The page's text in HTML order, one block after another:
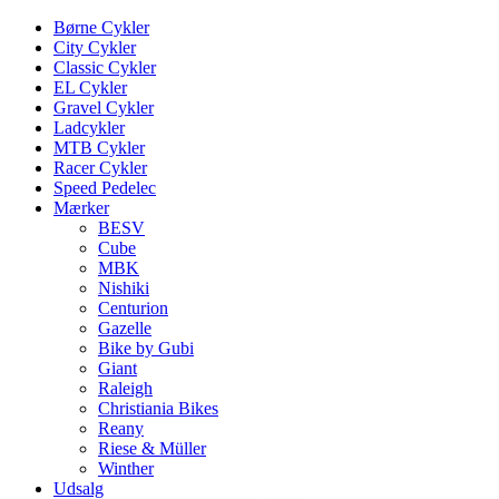
Børne Cykler
City Cykler
Classic Cykler
EL Cykler
Gravel Cykler
Ladcykler
MTB Cykler
Racer Cykler
Speed Pedelec
Mærker
BESV
Cube
MBK
Nishiki
Centurion
Gazelle
Bike by Gubi
Giant
Raleigh
Christiania Bikes
Reany
Riese & Müller
Winther
Udsalg